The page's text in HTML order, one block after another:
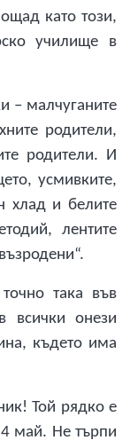
като този,
училище в
– малчуганите
родители,
родители. И
усмивките,
хлад и белите
лентите
така във
всички онези
където има
Той рядко е
май. Не търпи